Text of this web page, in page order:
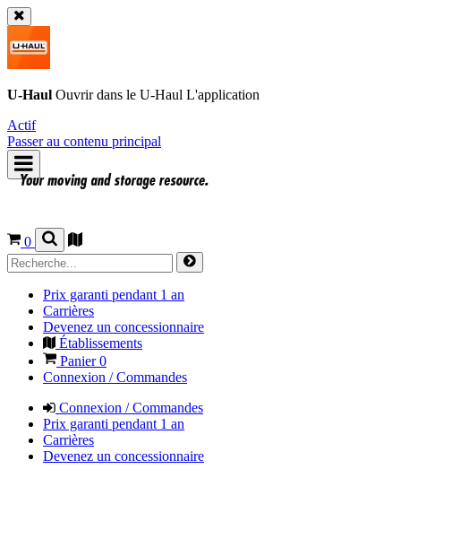
U-Haul Ouvrir dans le U-Haul L'application
Actif
Passer au contenu principal
0
Prix garanti pendant 1 an
Carrières
Devenez un concessionnaire
Établissements
Panier0
Connexion / Commandes
Connexion / Commandes
Prix garanti pendant 1 an
Carrières
Devenez un concessionnaire